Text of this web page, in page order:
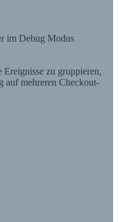
im Debug Modus
zu gruppieren,
auf mehreren Checkout-